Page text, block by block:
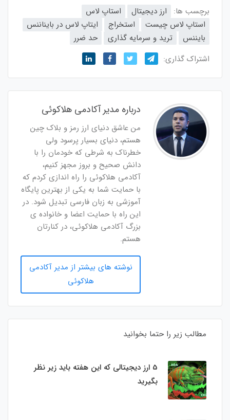
برچسب ها: ارز دیجیتال
استاپ لاس
استاپ لاس چیست
استخراج
ایتاپ لاس در بایناننس
بایننس
ترید و سرمایه گذاری
حد ضرر
اشتراک گذاری:
درباره مدیر آکادمی هلاکوئی
من عاشق دنیای ارز رمز و بلاک چین
هستم، دنیای بسیار پرسود ولی
خطرناک به شرطی که خودمان را با
دانش صحیح و بروز مجهز کنیم،
آکادمی هلاکوئی را راه اندازی کردم که
با حمایت شما به یکی از بهترین پایگاه
آموزشی به زبان فارسی تبدیل شود. در
این راه با حمایت اعضا و خانواده ی
بزرگ آکادمی هلاکوئی، در کنارتان
هستم.
نوشته های بیشتر از مدیر آکادمی
هلاکوئی
مطالب زیر را حتما بخوانید
5 ارز دیجیتالی که این هفته باید زیر نظر
بگیرید